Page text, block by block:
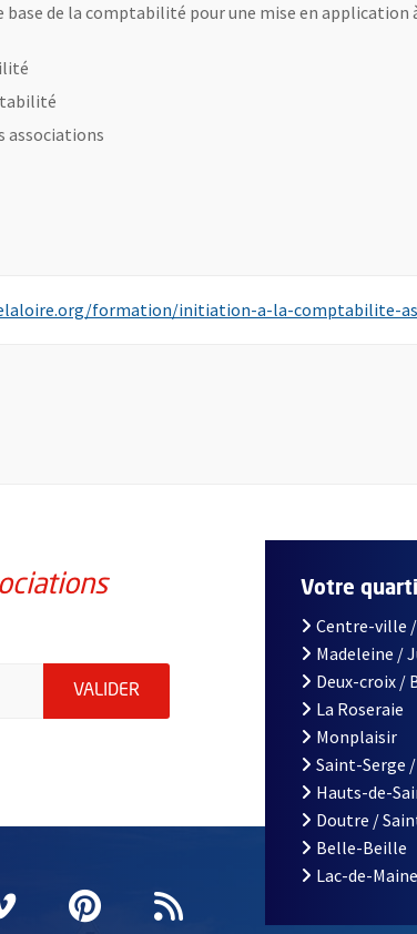
de la comptabilité pour une mise en
associations
formation/initiation-a-la-comptabilite-
de la ville d'Angers, indiquez votre email
VALIDER ENVOYER MA DEMANDE
fenêtrefenêtre
une nouvelle fenêtre
Vimeo
, Ouvre une nouvelle fenêtre
Pinterest
, Ouvre une nouvelle
Flux RSS
Votre
Centre-ville
Madeleine /
Deux-croix /
La Roseraie
Monplaisir
Saint-Serge
Hauts-de-
Doutre /
Belle-Beille
Lac-de-Maine